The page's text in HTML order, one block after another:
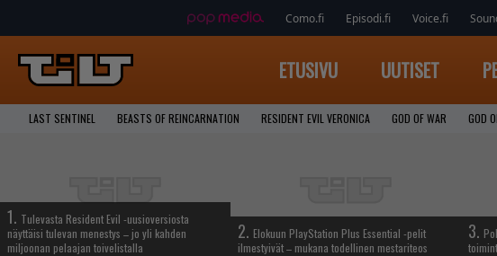
Como.fi Episodi.fi Voice.fi
ETUSIVU UUTISET
LAST SENTINEL BEASTS OF REINCARNATION RESIDENT EVIL VERONICA GOD OF WAR GOD
1. Tulevasta Resident Evil -uusioversiosta
näyttäisi tulevan menestys – jo yli kahden
miljoonan pelaajan toivelistalla
2. Elokuun PlayStation Plus Essential -pelit
ilmestyivät – mukana todellinen mestariteos
3.